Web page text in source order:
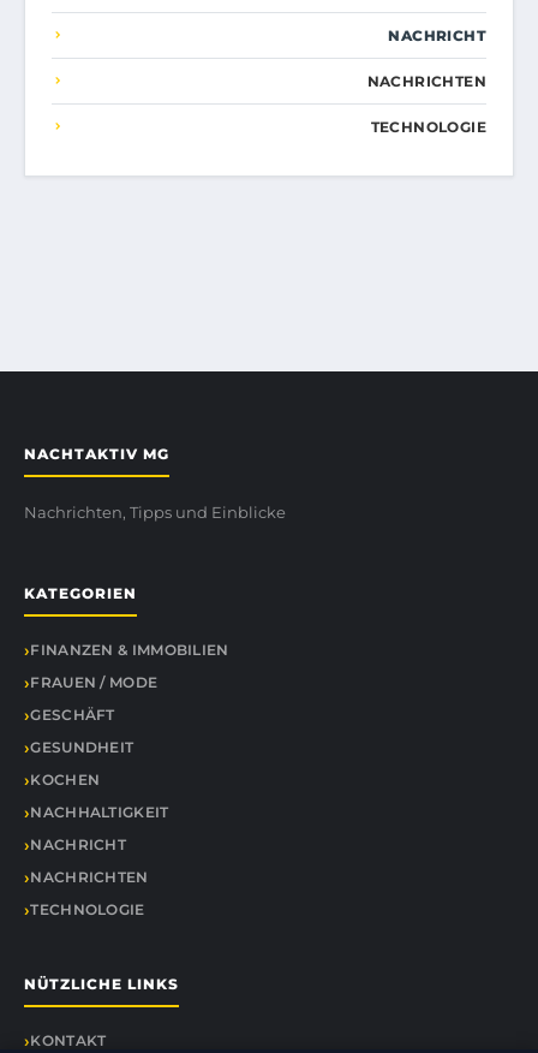
NACHRICHT
NACHRICHTEN
TECHNOLOGIE
NACHTAKTIV MG
Nachrichten, Tipps und Einblicke
KATEGORIEN
FINANZEN & IMMOBILIEN
FRAUEN / MODE
GESCHÄFT
GESUNDHEIT
KOCHEN
NACHHALTIGKEIT
NACHRICHT
NACHRICHTEN
TECHNOLOGIE
NÜTZLICHE LINKS
KONTAKT